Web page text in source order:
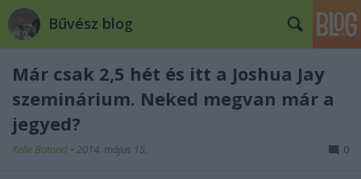
Bűvész blog
Már csak 2,5 hét és itt a Joshua Jay
szeminárium. Neked megvan már a
jegyed?
Kelle Botond • 2014. május 15. 0